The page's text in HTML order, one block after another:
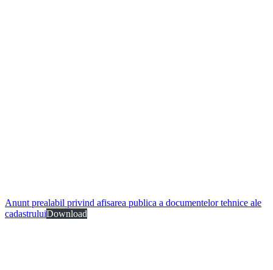
Anunt prealabil privind afisarea publica a documentelor tehnice ale
cadastruluiDownload